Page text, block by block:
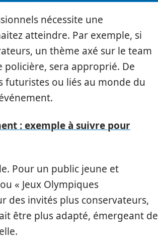
nécessite une
atteindre. Par exemple, si
un thème axé sur le team
sera approprié. De
futuristes ou liés au monde du
: exemple à suivre pour
Pour un public jeune et
« Jeux Olympiques
des invités plus conservateurs,
être plus adapté, émergeant de